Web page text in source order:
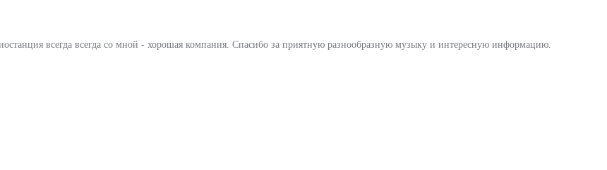
всегда всегда со мной - хорошая компания. Спасибо за приятную разнообразную музыку и интересную информацию.